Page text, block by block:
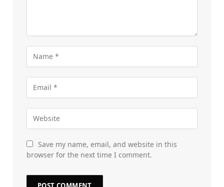
Save my name, email, and website in this
browser for the next time I comment.